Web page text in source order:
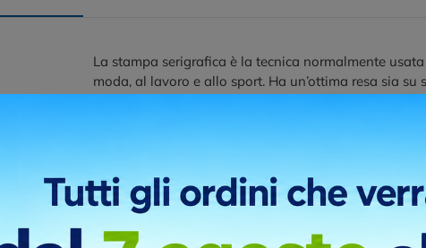
La stampa serigrafica è la tecnica normalmente
moda, al lavoro e allo sport. Ha un’ottima resa sia
Transfer digitale DTF, è una tecnica moderna molto